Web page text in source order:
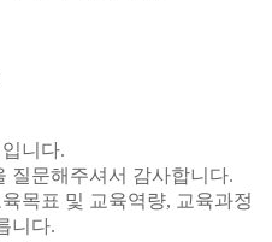
니다.
질문해주셔서 감사합니다.
목표 및 교육역량, 교육과정
니다.